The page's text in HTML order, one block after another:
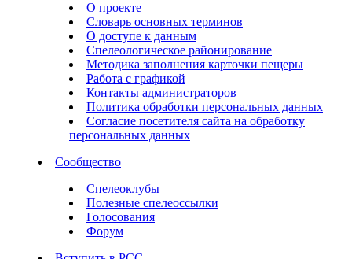
О проекте
Словарь основных терминов
О доступе к данным
Спелеологическое районирование
Методика заполнения карточки пещеры
Работа с графикой
Контакты администраторов
Политика обработки персональных данных
Согласие посетителя сайта на обработку
персональных данных
Сообщество
Спелеоклубы
Полезные спелеоссылки
Голосования
Форум